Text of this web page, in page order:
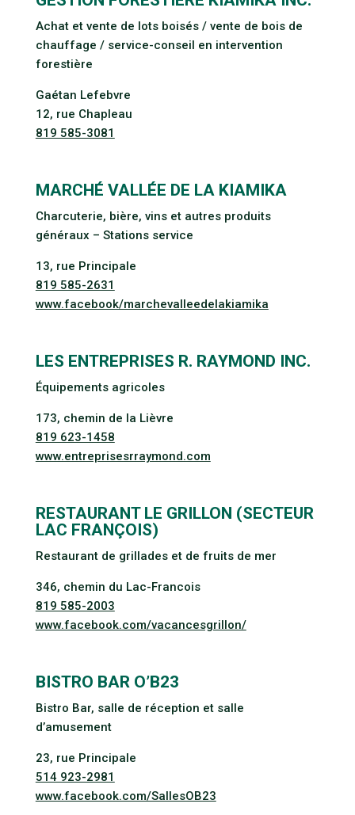
Achat et vente de lots boisés / vente de bois de
chauffage / service-conseil en intervention
forestière
Gaétan Lefebvre
12, rue Chapleau
819 585-3081
MARCHÉ VALLÉE DE LA KIAMIKA
Charcuterie, bière, vins et autres produits
généraux – Stations service
13, rue Principale
819 585-2631
www.facebook/marchevalleedelakiamika
LES ENTREPRISES R. RAYMOND INC.
Équipements agricoles
173, chemin de la Lièvre
819 623-1458
www.entreprisesrraymond.com
RESTAURANT LE GRILLON (SECTEUR
LAC FRANÇOIS)
Restaurant de grillades et de fruits de mer
346, chemin du Lac-Francois
819 585-2003
www.facebook.com/vacancesgrillon/
BISTRO BAR O’B23
Bistro Bar, salle de réception et salle
d’amusement
23, rue Principale
514 923-2981
www.facebook.com/SallesOB23